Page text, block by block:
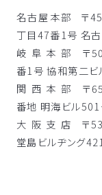
名古屋本部〒
丁目47番1号 名
岐阜本部〒
番1号 協和第二ビ
関西本部〒
番地 明海ビル
大阪支店〒
堂島ビルヂング